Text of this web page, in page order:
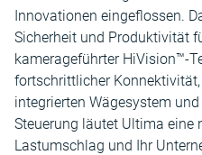
Innovationen eingeflossen.
Sicherheit und Produktivität
kamerageführter HiVision™-
fortschrittlicher
integrierten Wägesystem
Steuerung läutet Ultima eine
Lastumschlag und Ihr